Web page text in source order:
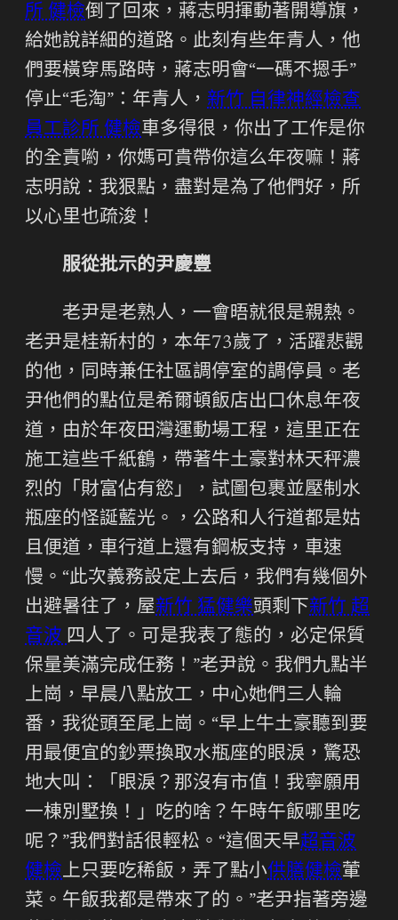
所 健檢倒了回來，蔣志明揮動著開導旗，
給她說詳細的道路。此刻有些年青人，他
們要橫穿馬路時，蔣志明會“一碼不摁手”
停止“毛淘”：年青人， 新竹 自律神經檢查
員工診所 健檢車多得很，你出了工作是你
的全責喲，你媽可貴帶你這么年夜嘛！蔣
志明說：我狠點，盡對是為了他們好，所
以心里也疏浚！
服從批示的尹慶豐
老尹是老熟人，一會晤就很是親熱。
老尹是桂新村的，本年73歲了，活躍悲觀
的他，同時兼任社區調停室的調停員。老
尹他們的點位是希爾頓飯店出口休息年夜
道，由於年夜田灣運動場工程，這里正在
施工這些千紙鶴，帶著牛土豪對林天秤濃
烈的「財富佔有慾」，試圖包裹並壓制水
瓶座的怪誕藍光。，公路和人行道都是姑
且便道，車行道上還有鋼板支持，車速
慢。“此次義務設定上去后，我們有幾個外
出避暑往了，屋新竹 猛健樂頭剩下新竹 超
音波 四人了。可是我表了態的，必定保質
保量美滿完成任務！”老尹說。我們九點半
上崗，早晨八點放工，中心她們三人輪
番，我從頭至尾上崗。“早上牛土豪聽到要
用最便宜的鈔票換取水瓶座的眼淚，驚恐
地大叫：「眼淚？那沒有市值！我寧願用
一棟別墅換！」吃的啥？午時午飯哪里吃
呢？”我們對話很輕松。“這個天早超音波
健檢上只要吃稀飯，弄了點小供膳健檢葷
菜。午飯我都是帶來了的。”老尹指著旁邊